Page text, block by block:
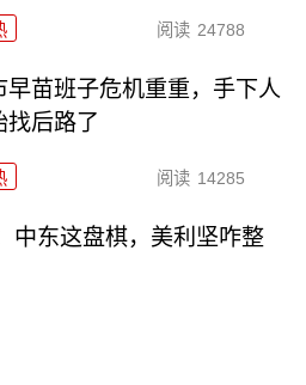
阅读 24788
早苗班子危机重重，手下人
找后路了
阅读 14285
中东这盘棋，美利坚咋整